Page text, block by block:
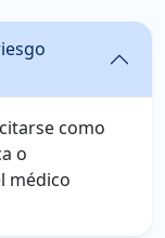
como
o
médico